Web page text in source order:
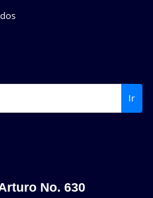
Ir
No. 630